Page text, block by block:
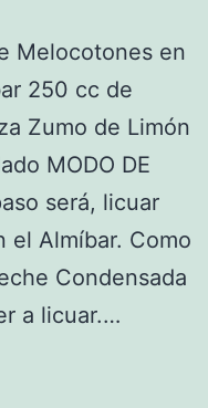
Melocotones en
250 cc de
Zumo de Limón
MODO DE
será, licuar
el Almíbar. Como
Condensada
a licuar.…